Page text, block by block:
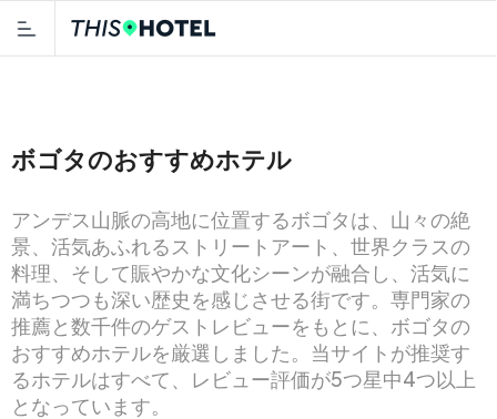
ボゴタのおすすめホテル
アンデス山脈の高地に位置するボゴタは、山々の絶
景、活気あふれるストリートアート、世界クラスの
料理、そして賑やかな文化シーンが融合し、活気に
満ちつつも深い歴史を感じさせる街です。専門家の
推薦と数千件のゲストレビューをもとに、ボゴタの
おすすめホテルを厳選しました。当サイトが推奨す
るホテルはすべて、レビュー評価が5つ星中4つ以上
となっています。